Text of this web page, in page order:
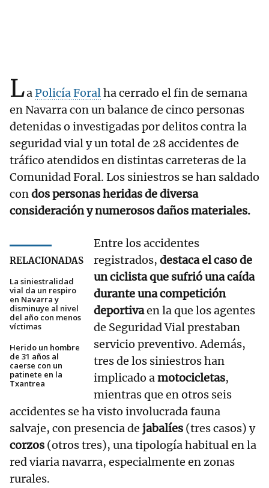
LaPolicía Foralha cerrado el fin de semana
en Navarra con un balance de cinco personas
detenidas o investigadas por delitos contra la
seguridad vial y un total de 28 accidentes de
tráfico atendidos en distintas carreteras de la
Comunidad Foral. Los siniestros se han saldado
condos personas heridas de diversa
consideración y numerosos daños materiales.
RELACIONADAS
La siniestralidad
vial da un respiro
en Navarra y
disminuye al nivel
del año con menos
víctimas
Herido un hombre
de 31 años al
caerse con un
patinete en la
Txantrea
Entre los accidentes
registrados, destaca el caso de
un ciclista que sufrió una caída
durante una competición
deportivaen la que los agentes
de Seguridad Vial prestaban
servicio preventivo. Además,
tres de los siniestros han
implicado amotocicletas,
mientras que en otros seis
accidentes se ha visto involucrada fauna
salvaje, con presencia de jabalíes (tres casos) y
corzos (otros tres), una tipología habitual en la
red viaria navarra, especialmente en zonas
rurales.